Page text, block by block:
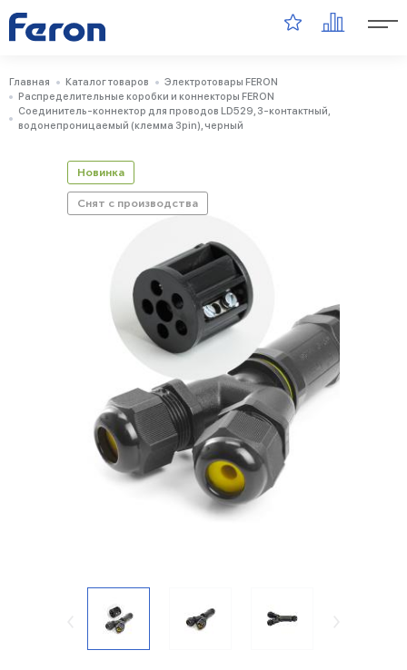
Главная Каталог товаров
Электротовары FERON
Распределительные коробки и коннекторы FERON
Соединитель-коннектор для проводов LD529, 3-контактный,
водонепроницаемый (клемма 3pin), черный
Новинка
Снят с производства